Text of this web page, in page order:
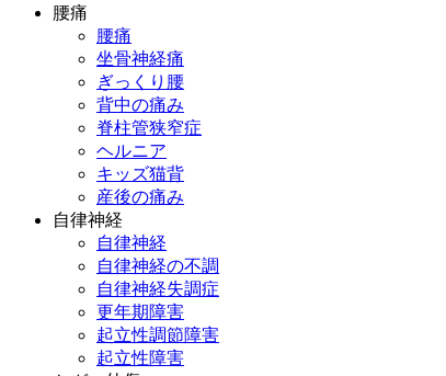
腰痛
腰痛
坐骨神経痛
ぎっくり腰
背中の痛み
脊柱管狭窄症
ヘルニア
キッズ猫背
産後の痛み
自律神経
自律神経
自律神経の不調
自律神経失調症
更年期障害
起立性調節障害
起立性障害